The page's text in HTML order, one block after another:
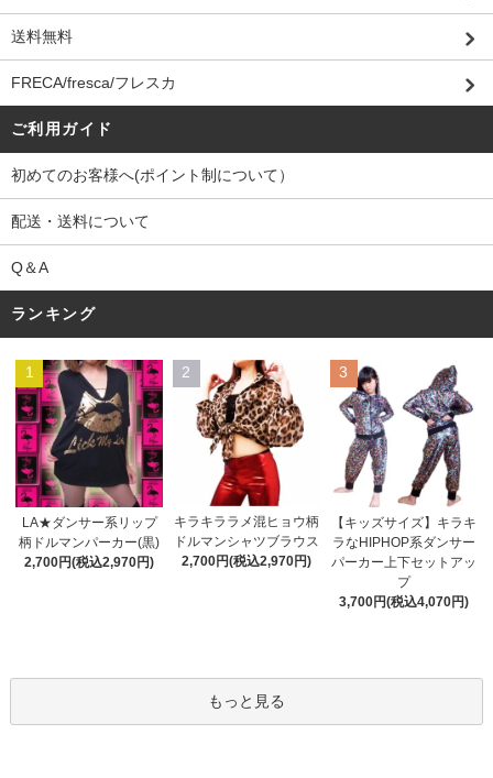
送料無料
FRECA/fresca/フレスカ
ご利用ガイド
初めてのお客様へ(ポイント制について）
配送・送料について
Q＆A
ランキング
1
LA★ダンサー系リップ
柄ドルマンパーカー(黒)
2,700円(税込2,970円)
2
キラキララメ混ヒョウ柄
ドルマンシャツブラウス
2,700円(税込2,970円)
3
【キッズサイズ】キラキ
ラなHIPHOP系ダンサー
パーカー上下セットアッ
プ
3,700円(税込4,070円)
もっと見る